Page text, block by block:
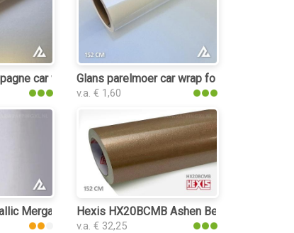
car wrap folieGlans parelmoer car wrap folie
v.a. € 1,60
Mergami 3168 car wrap folie
Hexis HX20BCMB Ashen Beige Metalic
v.a. € 32,25